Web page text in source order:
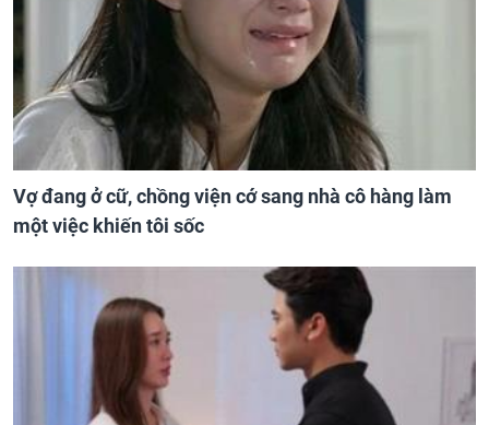
Vợ đang ở cữ, chồng viện cớ sang nhà cô hàng làm
một việc khiến tôi sốc